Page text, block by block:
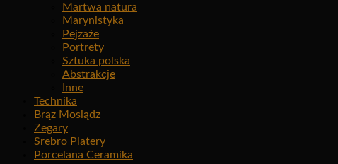
Martwa natura
Marynistyka
Pejzaże
Portrety
Sztuka polska
Abstrakcje
Inne
Technika
Brąz Mosiądz
Zegary
Srebro Platery
Porcelana Ceramika